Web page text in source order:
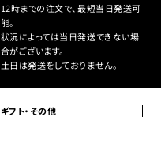
12時までの注文で、最短当日発送可
能。
状況によっては当日発送できない場
合がございます。
土日は発送をしておりません。
ギフト・その他